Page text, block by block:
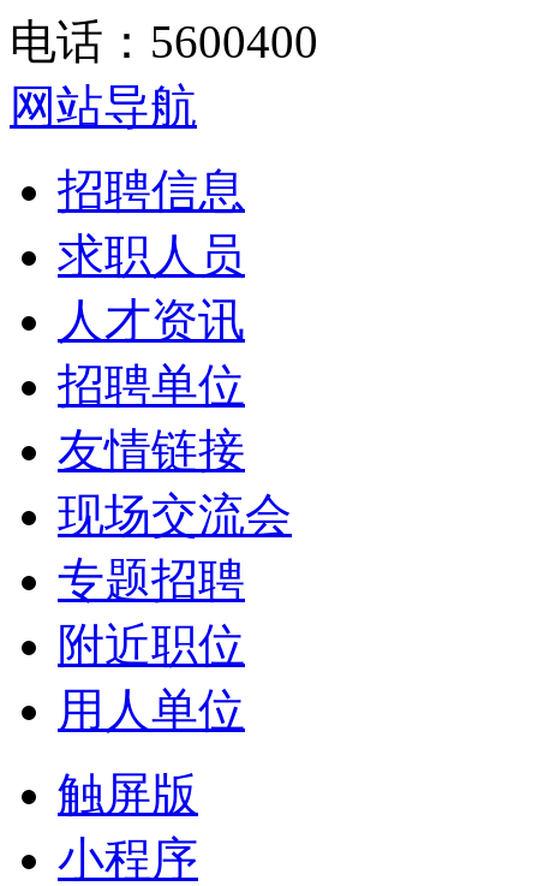
电话：5600400
网站导航
招聘信息
求职人员
人才资讯
招聘单位
友情链接
现场交流会
专题招聘
附近职位
用人单位
触屏版
小程序